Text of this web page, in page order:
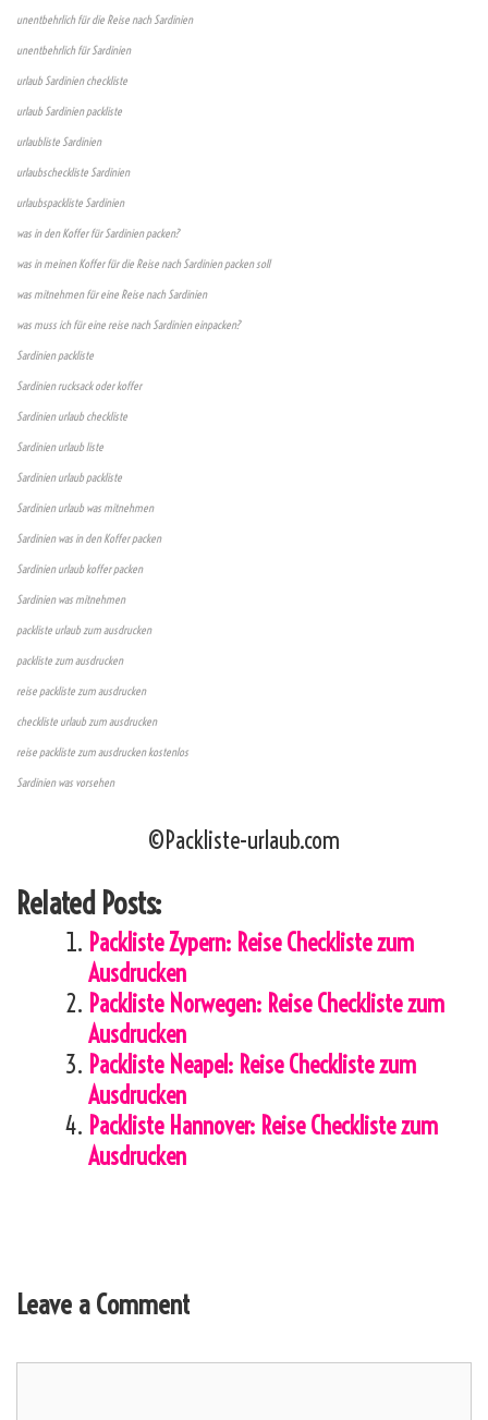
unentbehrlich für die Reise nach Sardinien
unentbehrlich für Sardinien
urlaub Sardinien checkliste
urlaub Sardinien packliste
urlaubliste Sardinien
urlaubscheckliste Sardinien
urlaubspackliste Sardinien
was in den Koffer für Sardinien packen?
was in meinen Koffer für die Reise nach Sardinien packen soll
was mitnehmen für eine Reise nach Sardinien
was muss ich für eine reise nach Sardinien einpacken?
Sardinien packliste
Sardinien rucksack oder koffer
Sardinien urlaub checkliste
Sardinien urlaub liste
Sardinien urlaub packliste
Sardinien urlaub was mitnehmen
Sardinien was in den Koffer packen
Sardinien urlaub koffer packen
Sardinien was mitnehmen
packliste urlaub zum ausdrucken
packliste zum ausdrucken
reise packliste zum ausdrucken
checkliste urlaub zum ausdrucken
reise packliste zum ausdrucken kostenlos
Sardinien was vorsehen
©Packliste-urlaub.com
Related Posts:
Packliste Zypern: Reise Checkliste zum
Ausdrucken
Packliste Norwegen: Reise Checkliste zum
Ausdrucken
Packliste Neapel: Reise Checkliste zum
Ausdrucken
Packliste Hannover: Reise Checkliste zum
Ausdrucken
Leave a Comment